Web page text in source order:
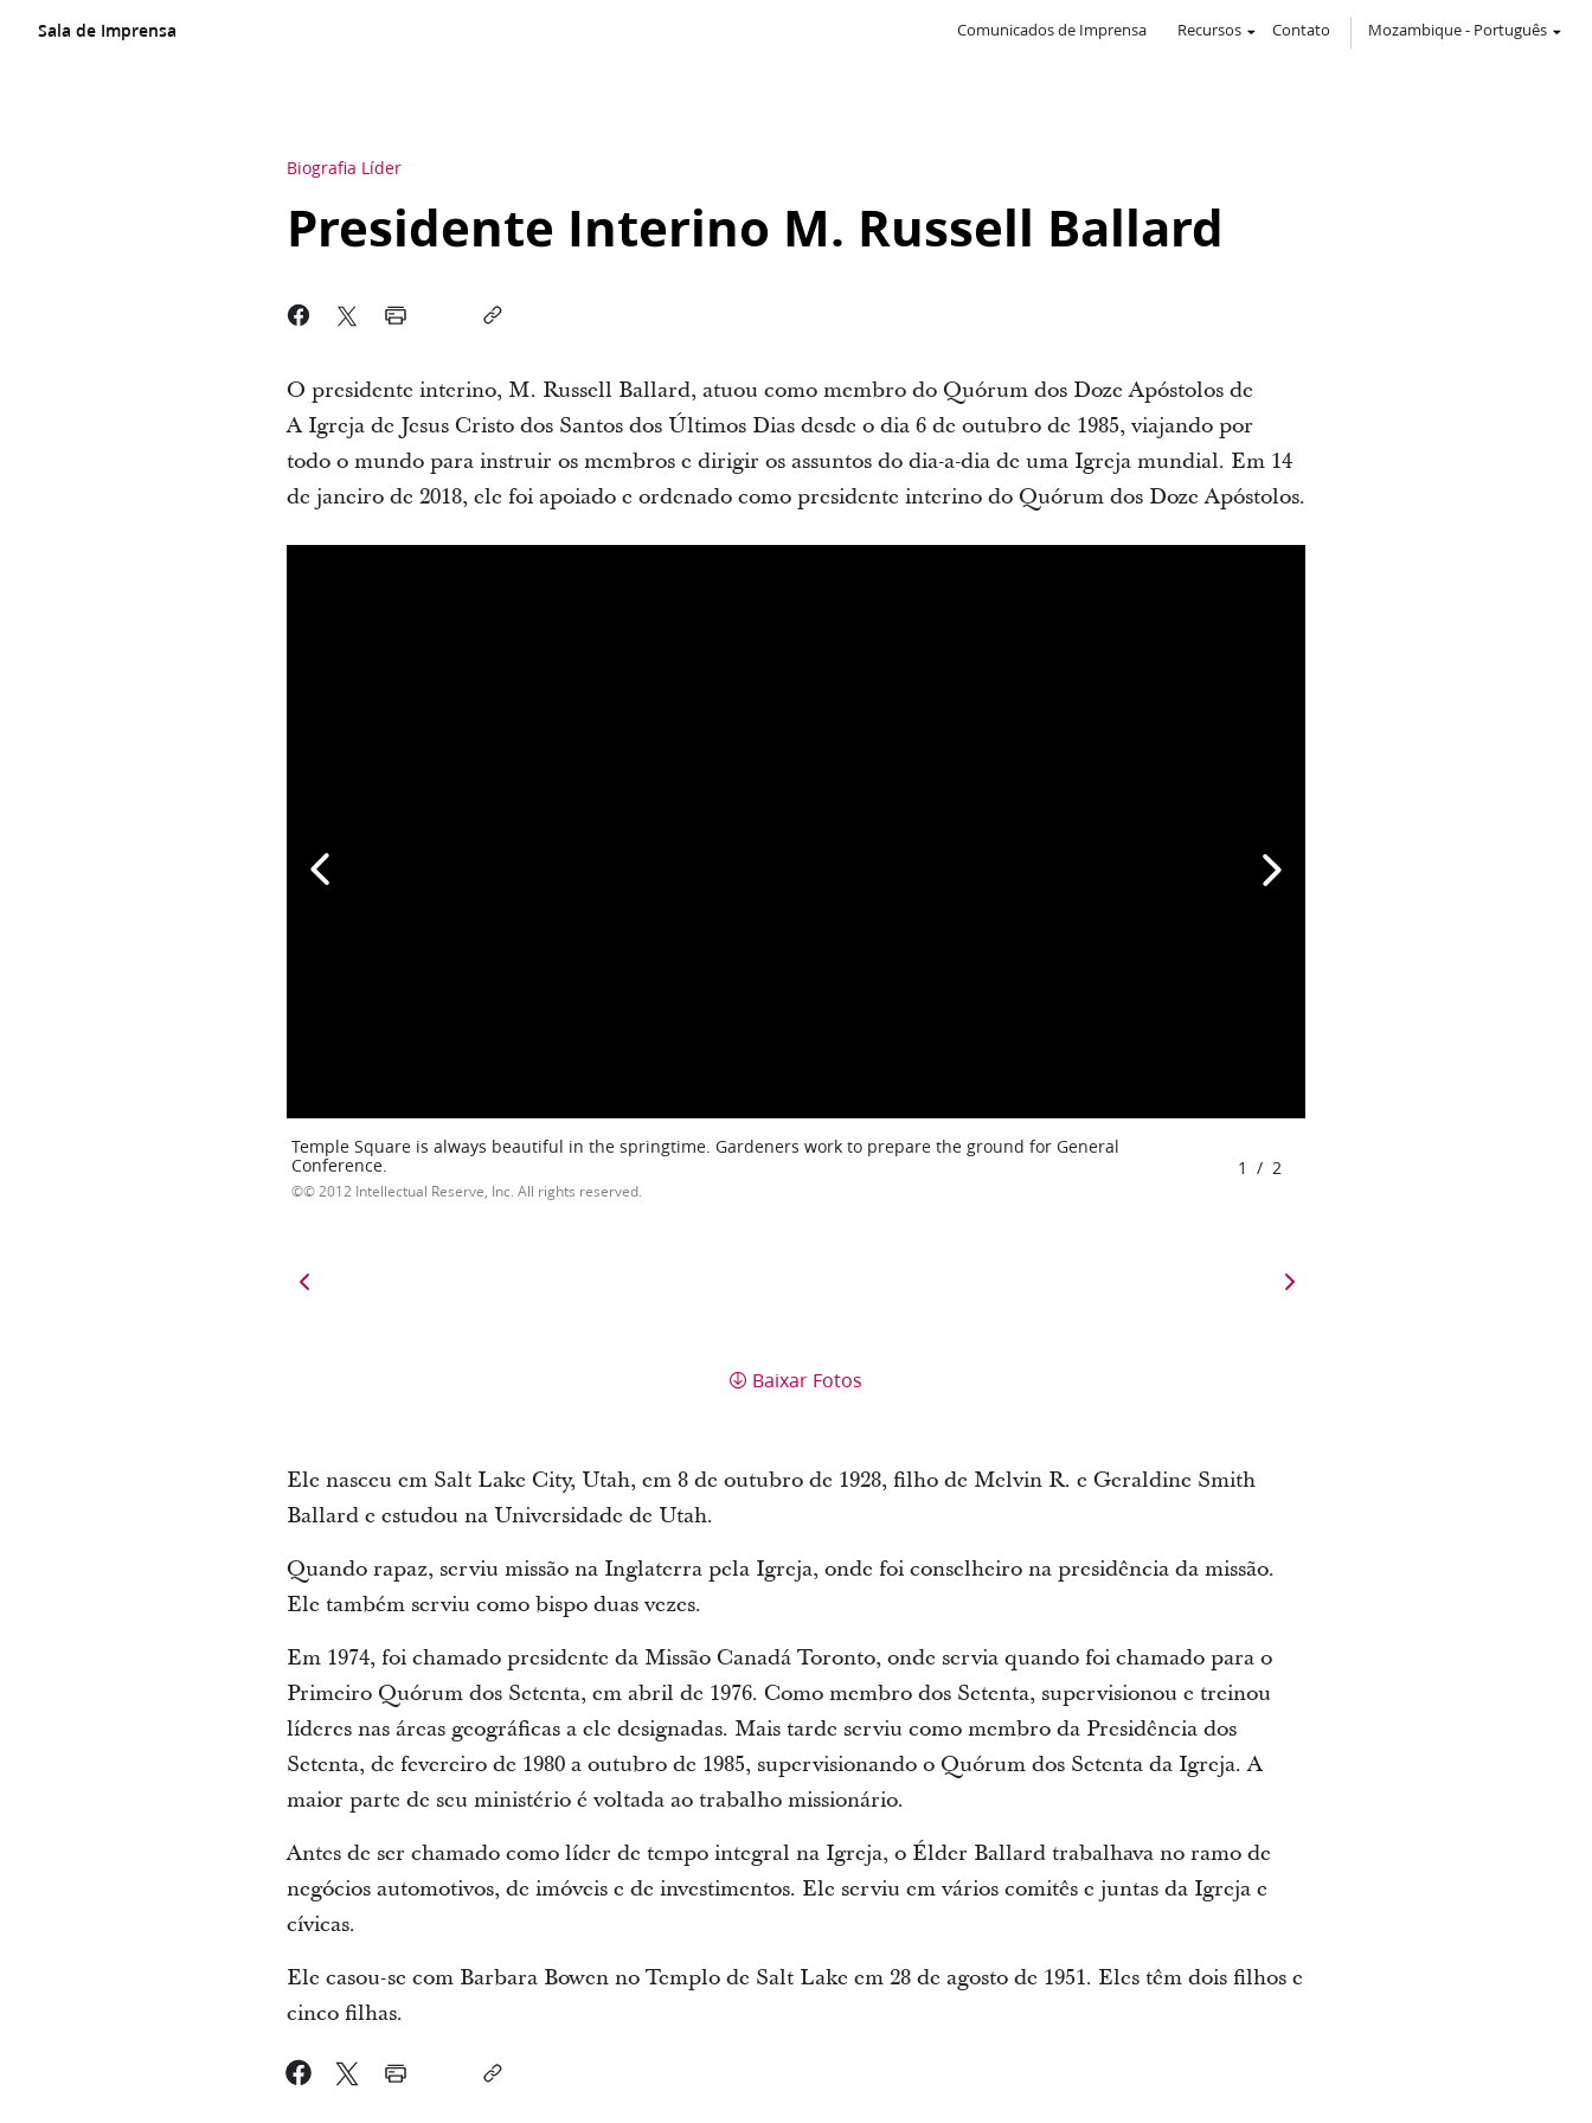
Sala de Imprensa Comunicados de Imprensa Recursos Contato Mozambique- Português
Biografia Líder
Presidente Interino M. Russell Ballard
O presidente interino, M. Russell Ballard, atuou como membro do Quórum dos Doze Apóstolos de
A Igreja de Jesus Cristo dos Santos dos Últimos Dias desde o dia 6 de outubro de 1985, viajando por
todo o mundo para instruir os membros e dirigir os assuntos do dia-a-dia de uma Igreja mundial. Em 14
de janeiro de 2018, ele foi apoiado e ordenado como presidente interino do Quórum dos Doze Apóstolos.
Temple Square is always beautiful in the springtime. Gardeners work to prepare the ground for General
Conference.
© 2012 Intellectual Reserve, Inc. All rights reserved.
1 / 2
Baixar Fotos
Ele nasceu em Salt Lake City, Utah, em 8 de outubro de 1928, filho de Melvin R. e Geraldine Smith
Ballard e estudou na Universidade de Utah.
Quando rapaz, serviu missão na Inglaterra pela Igreja, onde foi conselheiro na presidência da missão.
Ele também serviu como bispo duas vezes.
Em 1974, foi chamado presidente da Missão Canadá Toronto, onde servia quando foi chamado para o
Primeiro Quórum dos Setenta, em abril de 1976. Como membro dos Setenta, supervisionou e treinou
líderes nas áreas geográficas a ele designadas. Mais tarde serviu como membro da Presidência dos
Setenta, de fevereiro de 1980 a outubro de 1985, supervisionando o Quórum dos Setenta da Igreja. A
maior parte de seu ministério é voltada ao trabalho missionário.
Antes de ser chamado como líder de tempo integral na Igreja, o Élder Ballard trabalhava no ramo de
negócios automotivos, de imóveis e de investimentos. Ele serviu em vários comitês e juntas da Igreja e
cívicas.
Ele casou-se com Barbara Bowen no Templo de Salt Lake em 28 de agosto de 1951. Eles têm dois filhos e
cinco filhas.